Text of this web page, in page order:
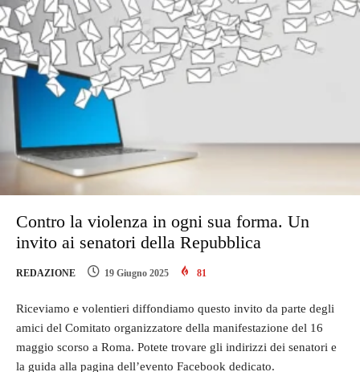
Contro la violenza in ogni sua forma. Un
invito ai senatori della Repubblica
REDAZIONE 19 Giugno 2025 81
Riceviamo e volentieri diffondiamo questo invito da parte degli
amici del Comitato organizzatore della manifestazione del 16
maggio scorso a Roma. Potete trovare gli indirizzi dei senatori e
la guida alla pagina dell’evento Facebook dedicato.